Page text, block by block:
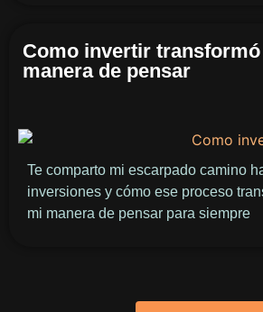
Como invertir
manera de pensar
Te comparto mi escarpado camino
inversiones y cómo ese proceso
mi manera de pensar para siempre